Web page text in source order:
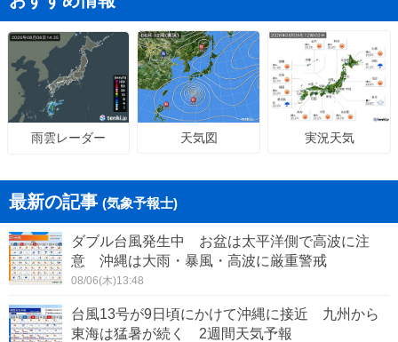
雨雲レーダー 天気図 実況天気
最新の記事 (気象予報士)
ダブル台風発生中 お盆は太平洋側で高波に注
意 沖縄は大雨・暴風・高波に厳重警戒
08/06(木)13:48
台風13号が9日頃にかけて沖縄に接近 九州から
東海は猛暑が続く 2週間天気予報